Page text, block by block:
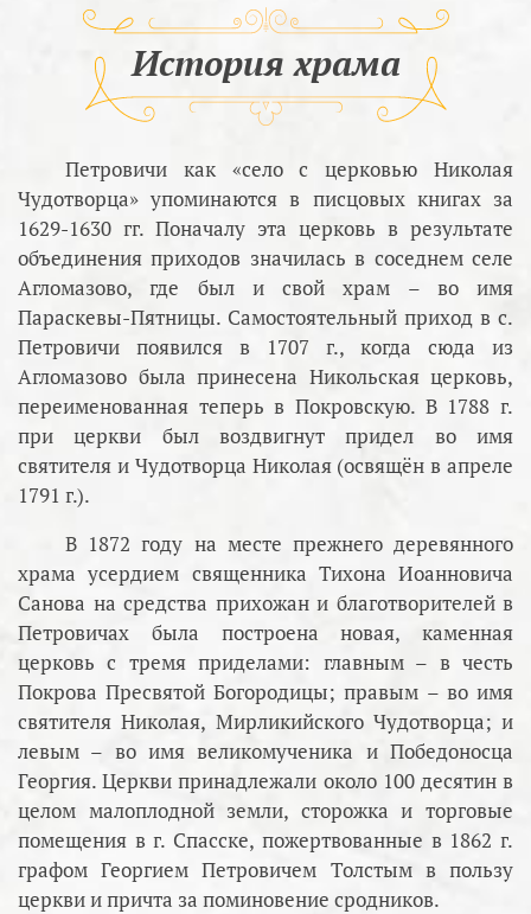
История храма
Петровичи как «село с церковью Николая
Чудотворца» упоминаются в писцовых книгах за
1629-1630 гг. Поначалу эта церковь в результате
объединения приходов значилась в соседнем селе
Агломазово, где был и свой храм – во имя
Параскевы-Пятницы. Самостоятельный приход в с.
Петровичи появился в 1707 г., когда сюда из
Агломазово была принесена Никольская церковь,
переименованная теперь в Покровскую. В 1788 г.
при церкви был воздвигнут придел во имя
святителя и Чудотворца Николая (освящён в апреле
1791 г.).
В 1872 году на месте прежнего деревянного
храма усердием священника Тихона Иоанновича
Санова на средства прихожан и благотворителей в
Петровичах была построена новая, каменная
церковь с тремя приделами: главным – в честь
Покрова Пресвятой Богородицы; правым – во имя
святителя Николая, Мирликийского Чудотворца; и
левым – во имя великомученика и Победоносца
Георгия. Церкви принадлежали около 100 десятин в
целом малоплодной земли, сторожка и торговые
помещения в г. Спасске, пожертвованные в 1862 г.
графом Георгием Петровичем Толстым в пользу
церкви и причта за поминовение сродников.